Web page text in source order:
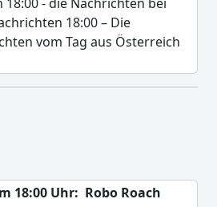
18:00 – Die
vom Tag aus Österreich
18:00 Uhr: Robo Roach